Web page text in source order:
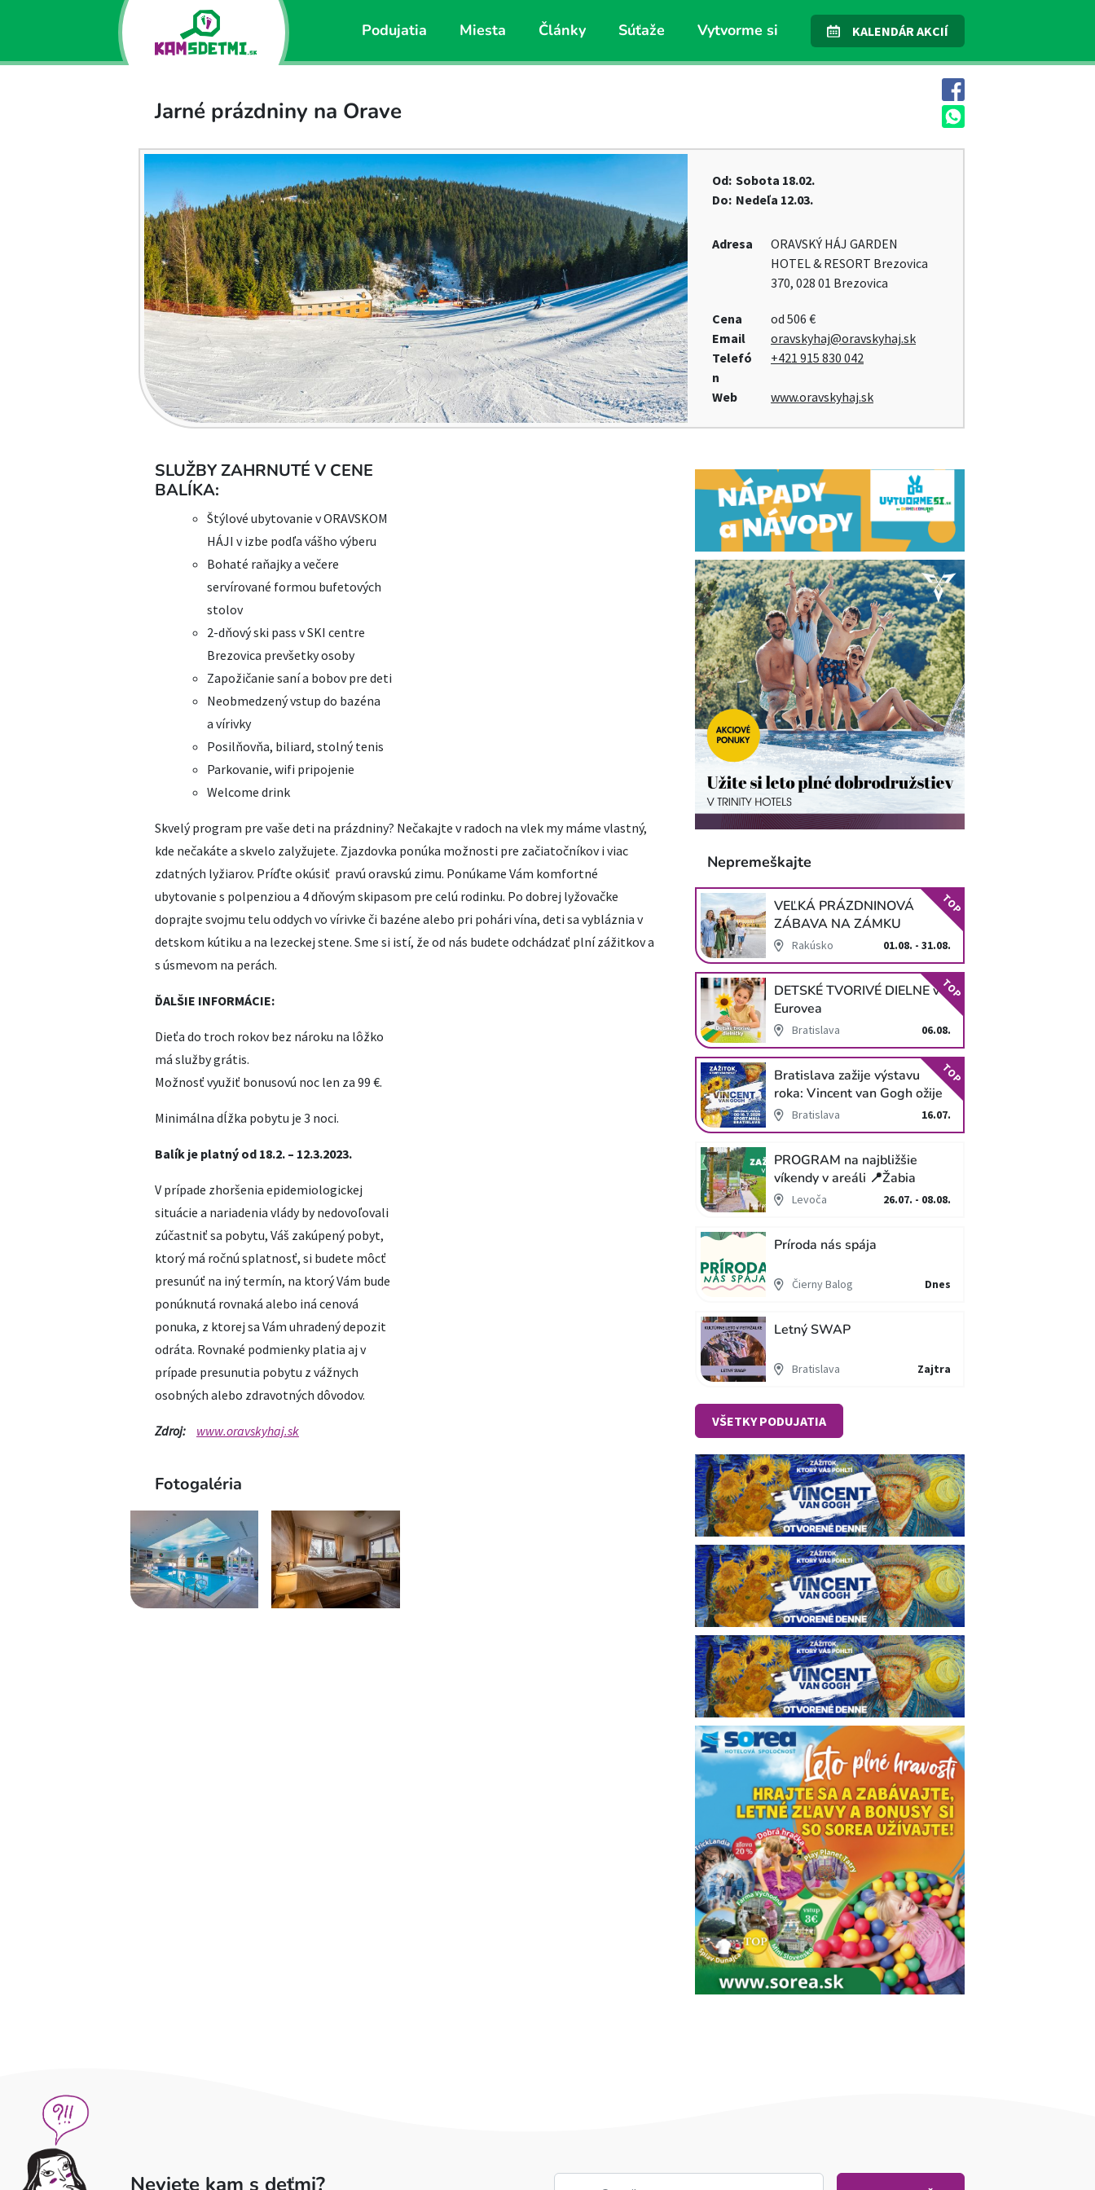
Podujatia Miesta Články Súťaže Vytvorme si KALENDÁR AKCIÍ
Jarné prázdniny na Orave
Od: Sobota 18.02.
Do: Nedeľa 12.03.
Adresa
ORAVSKÝ HÁJ GARDEN
HOTEL & RESORT Brezovica
370, 028 01 Brezovica
Cena
od 506 €
Email
oravskyhaj@oravskyhaj.sk
Telefó
n
+421 915 830 042
Web www.oravskyhaj.sk
SLUŽBY ZAHRNUTÉ V CENE
BALÍKA:
Štýlové ubytovanie v ORAVSKOM
HÁJI v izbe podľa vášho výberu
Bohaté raňajky a večere
servírované formou bufetových
stolov
2-dňový ski pass v SKI centre
Brezovica prevšetky osoby
Zapožičanie saní a bobov pre deti
Neobmedzený vstup do bazéna
a vírivky
Posilňovňa, biliard, stolný tenis
Parkovanie, wifi pripojenie
Welcome drink
Skvelý program pre vaše deti na prázdniny? Nečakajte v radoch na vlek my máme vlastný,
kde nečakáte a skvelo zalyžujete. Zjazdovka ponúka možnosti pre začiatočníkov i viac
zdatných lyžiarov. Príďte okúsiť pravú oravskú zimu. Ponúkame Vám komfortné
ubytovanie s polpenziou a 4 dňovým skipasom pre celú rodinku. Po dobrej lyžovačke
doprajte svojmu telu oddych vo vírivke či bazéne alebo pri pohári vína, deti sa vybláznia v
detskom kútiku a na lezeckej stene. Sme si istí, že od nás budete odchádzať plní zážitkov a
s úsmevom na perách.
ĎALŠIE INFORMÁCIE:
Dieťa do troch rokov bez nároku na lôžko
má služby grátis.
Možnosť využiť bonusovú noc len za 99 €.
Minimálna dĺžka pobytu je 3 noci.
Balík je platný od 18.2. – 12.3.2023.
V prípade zhoršenia epidemiologickej
situácie a nariadenia vlády by nedovoľovali
zúčastniť sa pobytu, Váš zakúpený pobyt,
ktorý má ročnú splatnosť, si budete môcť
presunúť na iný termín, na ktorý Vám bude
ponúknutá rovnaká alebo iná cenová
ponuka, z ktorej sa Vám uhradený depozit
odráta. Rovnaké podmienky platia aj v
prípade presunutia pobytu z vážnych
osobných alebo zdravotných dôvodov.
Zdroj: www.oravskyhaj.sk
Fotogaléria
Nepremeškajte
VEĽKÁ PRÁZDNINOVÁ
ZÁBAVA NA ZÁMKU
SCHLOSS HOF
Rakúsko 01.08. - 31.08.
TOP
DETSKÉ TVORIVÉ DIELNE v
Eurovea
Bratislava 06.08.
TOP
Bratislava zažije výstavu
roka: Vincent van Gogh ožije
v unikátnej imerzívnej šou!
Bratislava 16.07.
TOP
PROGRAM na najbližšie
víkendy v areáli 📍Žabia
cestaLevoča 26.07. - 08.08.
Príroda nás spája
Čierny Balog Dnes
Letný SWAP
Bratislava Zajtra
VŠETKY PODUJATIA
Neviete kam s deťmi?